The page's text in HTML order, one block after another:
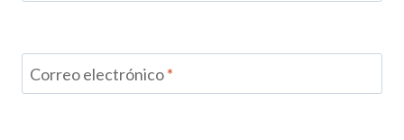
Correo electrónico*